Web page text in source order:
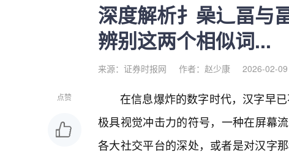
深度解析扌喿辶畐与
辨别这两个相似词...
来源：证券时报网 作者：赵少康 2026-02-
点赞
在信息爆炸的数字时代，汉字早
极具视觉冲击力的符号，一种在屏幕
各大社交平台的深处，或者是对汉字